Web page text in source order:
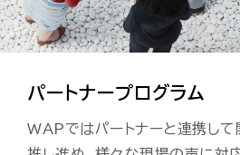
パートナープログラム
WAPではパートナーと連携して